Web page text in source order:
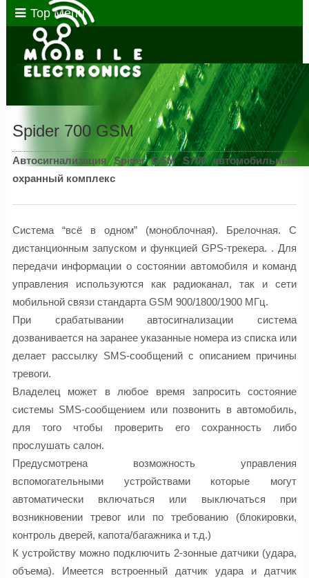
Top Menu
Spider 700 GSM
Автосигнализация Spider GSM S700 автомобильный
охранный комплекс
Система “всё в одном” (моноблочная). Брелочная. С
дистанционным запуском и функцией GPS-трекера. . Для
передачи информации о состоянии автомобиля и команд
управления используются как радиоканал, так и сети
мобильной связи стандарта GSM 900/1800/1900 МГц.
При срабатывании автосигнализации система
дозванивается на заранее указанные номера из списка или
делает рассылку SMS-сообщений с описанием причины
тревоги.
Владелец может в любое время запросить состояние
системы SMS-сообщением или позвонить в автомобиль,
для того чтобы проверить его сохранность либо
прослушать салон.
Предусмотрена возможность управления
вспомогательными устройствами которые могут
автоматически включаться или выключаться при
возникновении тревог или по требованию (блокировки,
контроль дверей, капота/багажника и т.д.)
К устройству можно подключить 2-зонные датчики (удара,
объема). Имеется встроенный датчик удара и датчик